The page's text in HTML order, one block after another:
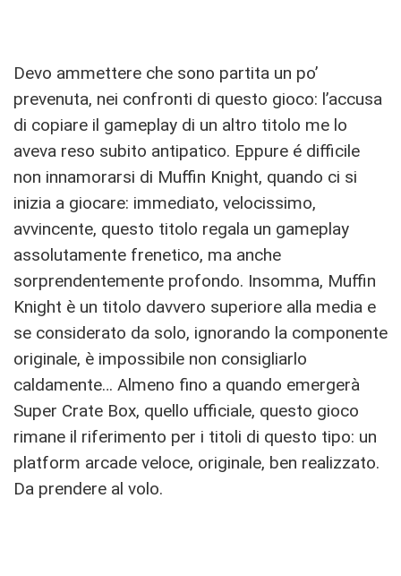
Devo ammettere che sono partita un po’
prevenuta, nei confronti di questo gioco: l’accusa
di copiare il gameplay di un altro titolo me lo
aveva reso subito antipatico. Eppure é difficile
non innamorarsi di Muffin Knight, quando ci si
inizia a giocare: immediato, velocissimo,
avvincente, questo titolo regala un gameplay
assolutamente frenetico, ma anche
sorprendentemente profondo. Insomma, Muffin
Knight è un titolo davvero superiore alla media e
se considerato da solo, ignorando la componente
originale, è impossibile non consigliarlo
caldamente… Almeno fino a quando emergerà
Super Crate Box, quello ufficiale, questo gioco
rimane il riferimento per i titoli di questo tipo: un
platform arcade veloce, originale, ben realizzato.
Da prendere al volo.